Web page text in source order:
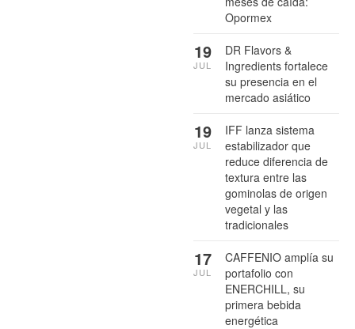
Opormex
DR Flavors &
Ingredients fortalece
su presencia en el
mercado asiático
19
JUL
IFF lanza sistema
estabilizador que
reduce diferencia de
textura entre las
gominolas de origen
vegetal y las
tradicionales
19
JUL
CAFFENIO amplía su
portafolio con
ENERCHILL, su
primera bebida
energética
17
JUL